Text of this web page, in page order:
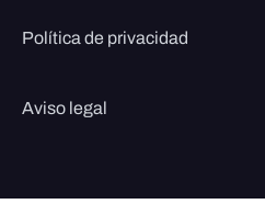
Política de privacidad
Aviso legal